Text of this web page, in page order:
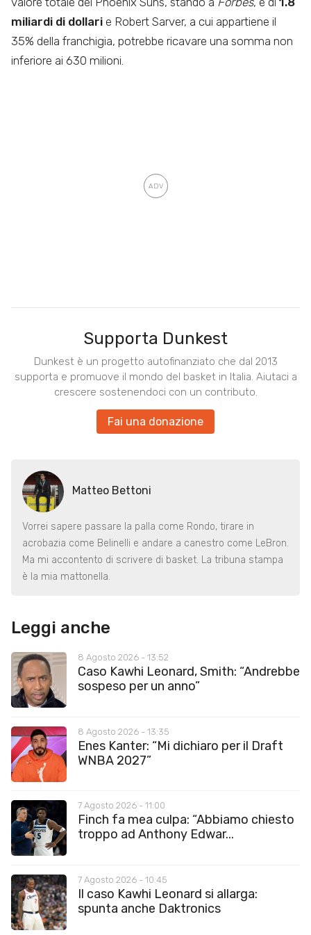
miliardi di dollari e Robert Sarver, a cui appartiene il
35% della franchigia, potrebbe ricavare una somma non
inferiore ai 630 milioni.
Supporta Dunkest
Dunkest è un progetto autofinanziato che dal 2013
supporta e promuove il mondo del basket in Italia. Aiutaci a
crescere sostenendoci con un contributo.
Fai una donazione
Matteo Bettoni
Vorrei sapere passare la palla come Rondo, tirare in
acrobazia come Belinelli e andare a canestro come LeBron.
Ma mi accontento di scrivere di basket. La tribuna stampa
è la mia mattonella.
Leggi anche
8 Agosto 2026 - 13:52
Caso Kawhi Leonard, Smith: “Andrebbe
sospeso per un anno”
8 Agosto 2026 - 13:35
Enes Kanter: “Mi dichiaro per il Draft
WNBA 2027”
7 Agosto 2026 - 11:00
Finch fa mea culpa: “Abbiamo chiesto
troppo ad Anthony Edwar...
7 Agosto 2026 - 10:45
Il caso Kawhi Leonard si allarga:
spunta anche Daktronics